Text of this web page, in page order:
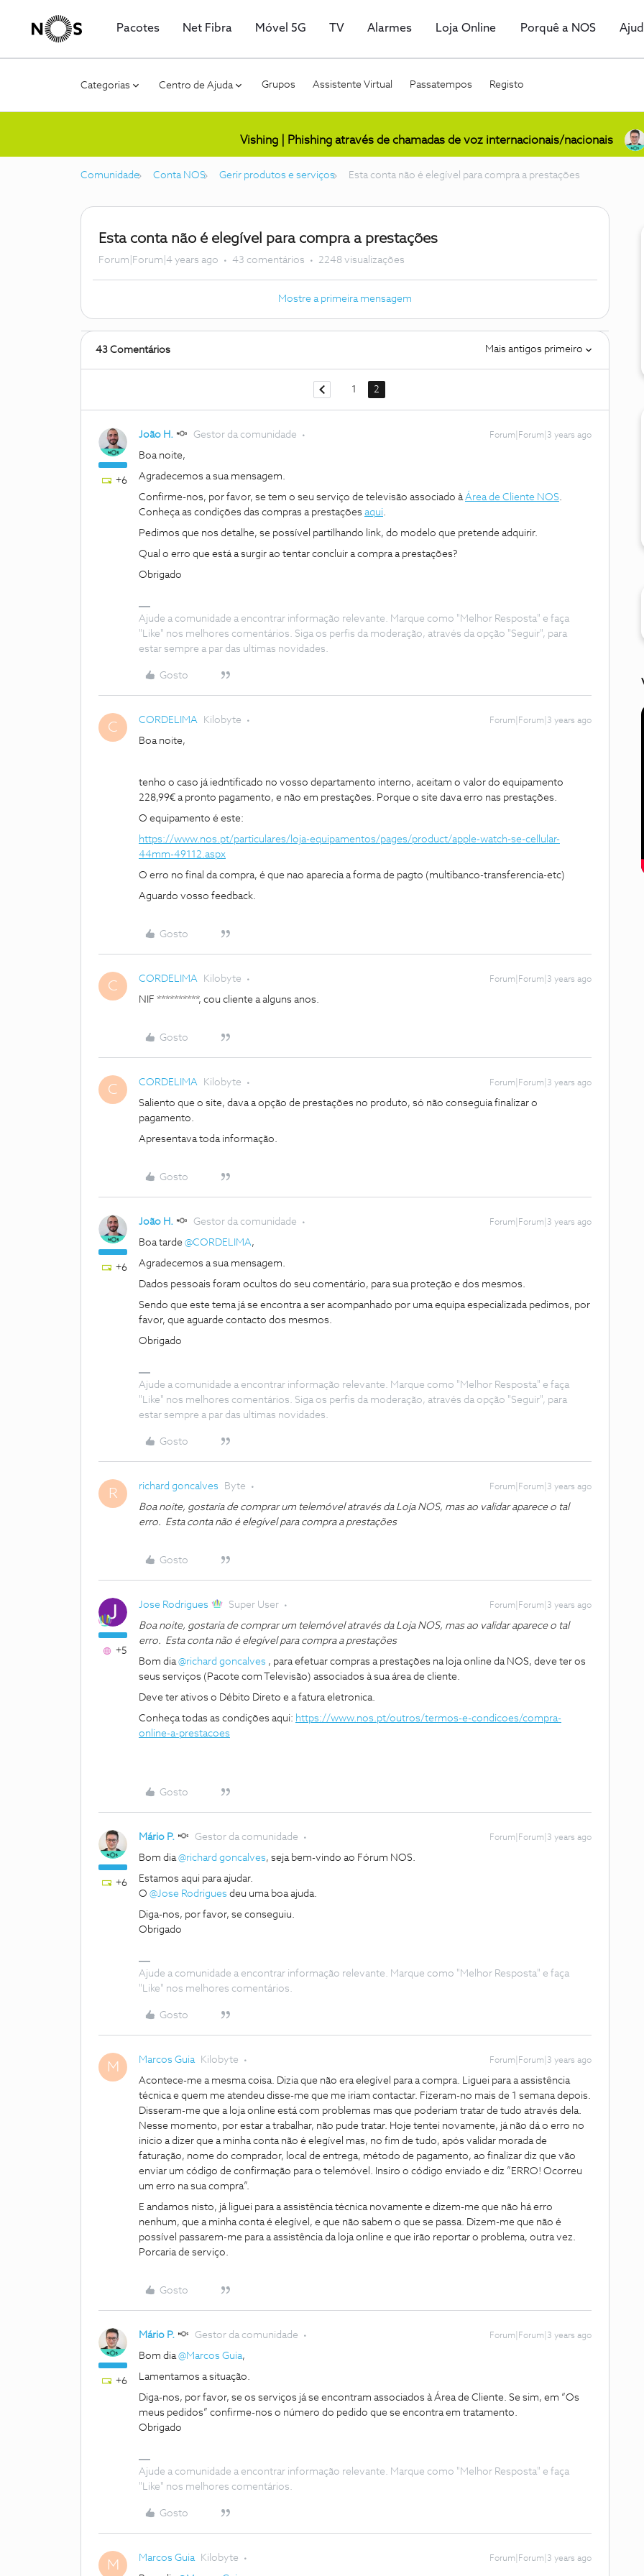
Pacotes Net Fibra Móvel 5G TV Alarmes Loja Online Porquê a NOS
Categorias Centro de Ajuda Grupos Assistente Virtual Passatempos Registo
Vishing | Phishing através de chamadas de voz internacionais/nacionais
Comunidade Conta NOS Gerir produtos e serviços Esta conta não é elegível para compra a prestações
Esta conta não é elegível para compra a prestações
Forum|Forum|4 years ago 43 comentários 2248 visualizações
Mostre a primeira mensagem
43 Comentários Mais antigos primeiro
1 2
+6
João H. Gestor da comunidade Forum|Forum|3 years ago
Boa noite,
Agradecemos a sua mensagem.
Confirme-nos, por favor, se tem o seu serviço de televisão associado àÁrea de Cliente NOS.
Conheça as condições das compras a prestações aqui.
Pedimos que nos detalhe, se possível partilhando link, do modelo que pretende adquirir.
Qual o erro que está a surgir ao tentar concluir a compra a prestações?
Obrigado
Ajude a comunidade a encontrar informação relevante. Marque como "Melhor Resposta" e faça
"Like" nos melhores comentários. Siga os perfis da moderação, através da opção "Seguir", para
estar sempre a par das ultimas novidades.
Gosto
C CORDELIMA Kilobyte Forum|Forum|3 years ago
Boa noite,
tenho o caso já iedntificado no vosso departamento interno, aceitam o valor do equipamento
228,99€ a pronto pagamento, e não em prestações. Porque o site dava erro nas prestações.
O equipamento é este:
https://www.nos.pt/particulares/loja-equipamentos/pages/product/apple-watch-se-cellular-
44mm-49112.aspx
O erro no final da compra, é que nao aparecia a forma de pagto (multibanco-transferencia-etc)
Aguardo vosso feedback.
Gosto
C CORDELIMA Kilobyte Forum|Forum|3 years ago
NIF **********, cou cliente a alguns anos.
Gosto
C CORDELIMA Kilobyte Forum|Forum|3 years ago
Saliento que o site, dava a opção de prestações no produto, só não conseguia finalizar o
pagamento.
Apresentava toda informação.
Gosto
+6
João H. Gestor da comunidade Forum|Forum|3 years ago
Boa tarde @CORDELIMA,
Agradecemos a sua mensagem.
Dados pessoais foram ocultos do seu comentário, para sua proteção e dos mesmos.
Sendo que este tema já se encontra a ser acompanhado por uma equipa especializada pedimos, por
favor, que aguarde contacto dos mesmos.
Obrigado
Ajude a comunidade a encontrar informação relevante. Marque como "Melhor Resposta" e faça
"Like" nos melhores comentários. Siga os perfis da moderação, através da opção "Seguir", para
estar sempre a par das ultimas novidades.
Gosto
R richard goncalves Byte Forum|Forum|3 years ago
Boa noite, gostaria de comprar um telemóvel através da Loja NOS, mas ao validar aparece o tal
erro. Esta conta não é elegível para compra a prestações
Gosto
+5
Jose Rodrigues Super User Forum|Forum|3 years ago
Boa noite, gostaria de comprar um telemóvel através da Loja NOS, mas ao validar aparece o tal
erro. Esta conta não é elegível para compra a prestações
Bom dia@richard goncalves , para efetuar compras a prestações na loja online da NOS, deve ter os
seus serviços (Pacote com Televisão) associados à sua área de cliente.
Deve ter ativos o Débito Direto e a fatura eletronica.
Conheça todas as condições aqui: https://www.nos.pt/outros/termos-e-condicoes/compra-
online-a-prestacoes
Gosto
+6
Mário P. Gestor da comunidade Forum|Forum|3 years ago
Bom dia@richard goncalves, seja bem-vindo ao Fórum NOS.
Estamos aqui para ajudar.
O @Jose Rodrigues deu uma boa ajuda.
Diga-nos, por favor, se conseguiu.
Obrigado
Ajude a comunidade a encontrar informação relevante. Marque como "Melhor Resposta" e faça
"Like" nos melhores comentários.
Gosto
M Marcos Guia Kilobyte Forum|Forum|3 years ago
Acontece-me a mesma coisa. Dizia que não era elegível para a compra. Liguei para a assistência
técnica e quem me atendeu disse-me que me iriam contactar. Fizeram-no mais de 1 semana depois.
Disseram-me que a loja online está com problemas mas que poderiam tratar de tudo através dela.
Nesse momento, por estar a trabalhar, não pude tratar. Hoje tentei novamente, já não dá o erro no
inicio a dizer que a minha conta não é elegível mas, no fim de tudo, após validar morada de
faturação, nome do comprador, local de entrega, método de pagamento, ao finalizar diz que vão
enviar um código de confirmação para o telemóvel. Insiro o código enviado e diz ”ERRO! Ocorreu
um erro na sua compra”.
E andamos nisto, já liguei para a assistência técnica novamente e dizem-me que não há erro
nenhum, que a minha conta é elegível, e que não sabem o que se passa. Dizem-me que não é
possível passarem-me para a assistência da loja online e que irão reportar o problema, outra vez.
Porcaria de serviço.
Gosto
+6
Mário P. Gestor da comunidade Forum|Forum|3 years ago
Bom dia@Marcos Guia,
Lamentamos a situação.
Diga-nos, por favor, se os serviços já se encontram associados à Área de Cliente. Se sim, em “Os
meus pedidos” confirme-nos o número do pedido que se encontra em tratamento.
Obrigado
Ajude a comunidade a encontrar informação relevante. Marque como "Melhor Resposta" e faça
"Like" nos melhores comentários.
Gosto
M Marcos Guia Kilobyte Forum|Forum|3 years ago